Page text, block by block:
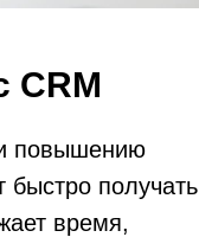
CRM
повышению
получать
время,